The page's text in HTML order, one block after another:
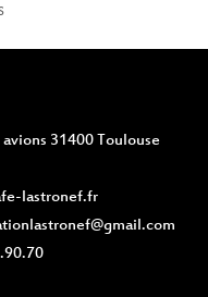
avions 31400 Toulouse
lastronef.fr